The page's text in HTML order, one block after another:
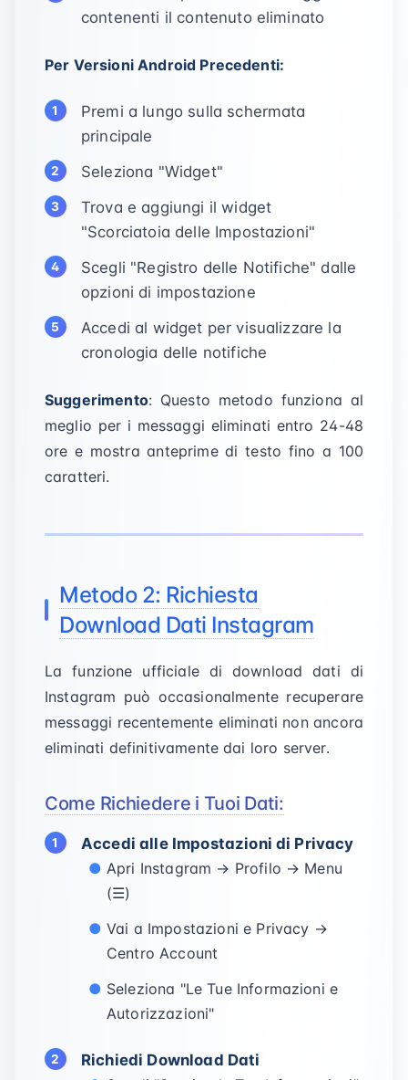
contenenti il contenuto eliminato
Per Versioni Android Precedenti:
Premi a lungo sulla schermata
principale
Seleziona "Widget"
Trova e aggiungi il widget
"Scorciatoia delle Impostazioni"
Scegli "Registro delle Notifiche" dalle
opzioni di impostazione
Accedi al widget per visualizzare la
cronologia delle notifiche
Suggerimento: Questo metodo funziona al
meglio per i messaggi eliminati entro 24-48
ore e mostra anteprime di testo fino a 100
caratteri.
Metodo 2: Richiesta
Download Dati Instagram
La funzione ufficiale di download dati di
Instagram può occasionalmente recuperare
messaggi recentemente eliminati non ancora
eliminati definitivamente dai loro server.
Come Richiedere i Tuoi Dati:
Accedi alle Impostazioni di Privacy
Apri Instagram → Profilo → Menu
(☰)
Vai a Impostazioni e Privacy →
Centro Account
Seleziona "Le Tue Informazioni e
Autorizzazioni"
Richiedi Download Dati